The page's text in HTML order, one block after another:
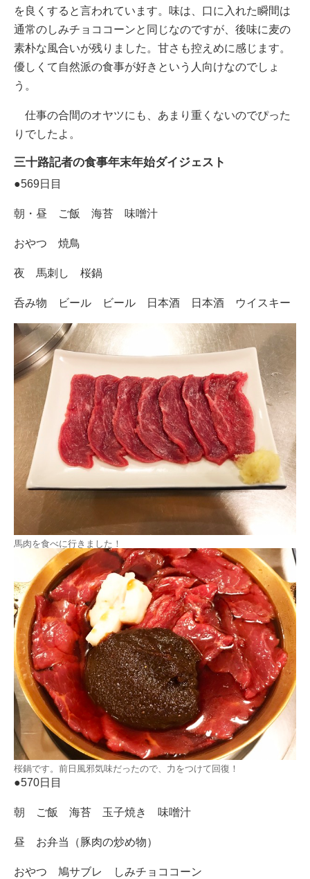
を良くすると言われています。味は、口に入れた瞬間は
通常のしみチョココーンと同じなのですが、後味に麦の
素朴な風合いが残りました。甘さも控えめに感じます。
優しくて自然派の食事が好きという人向けなのでしょ
う。
仕事の合間のオヤツにも、あまり重くないのでぴった
りでしたよ。
三十路記者の食事年末年始ダイジェスト
●569日目
朝・昼 ご飯 海苔 味噌汁
おやつ 焼鳥
夜 馬刺し 桜鍋
呑み物 ビール ビール 日本酒 日本酒 ウイスキー
馬肉を食べに行きました！
桜鍋です。前日風邪気味だったので、力をつけて回復！
●570日目
朝 ご飯 海苔 玉子焼き 味噌汁
昼 お弁当（豚肉の炒め物）
おやつ 鳩サブレ しみチョココーン